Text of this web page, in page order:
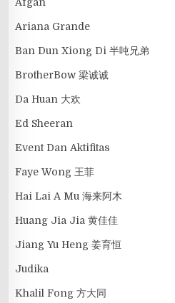
Afgan
Ariana Grande
Ban Dun Xiong Di 半吨兄弟
BrotherBow 梁诚诚
Da Huan 大欢
Ed Sheeran
Event Dan Aktifitas
Faye Wong 王菲
Hai Lai A Mu 海来阿木
Huang Jia Jia 黄佳佳
Jiang Yu Heng 姜育恒
Judika
Khalil Fong 方大同